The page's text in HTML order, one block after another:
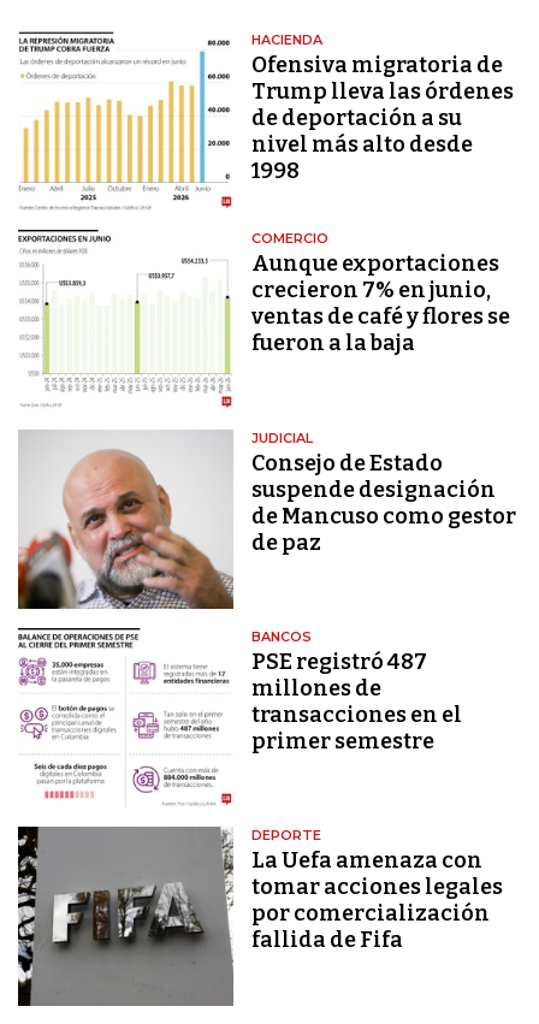
HACIENDA
Ofensiva migratoria de
Trump lleva las órdenes
de deportación a su
nivel más alto desde
1998
COMERCIO
Aunque exportaciones
crecieron 7% en junio,
ventas de café y flores se
fueron a la baja
JUDICIAL
Consejo de Estado
suspende designación
de Mancuso como gestor
de paz
BANCOS
PSE registró 487
millones de
transacciones en el
primer semestre
DEPORTE
La Uefa amenaza con
tomar acciones legales
por comercialización
fallida de Fifa